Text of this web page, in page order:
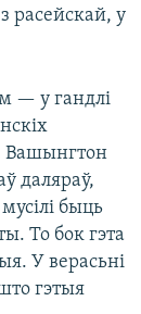
расейскай, у
— у гандлі
Вашынгтон
даляраў,
быць
То бок гэта
У верасьні
гэтыя